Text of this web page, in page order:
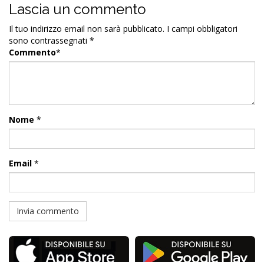
Lascia un commento
Il tuo indirizzo email non sarà pubblicato. I campi obbligatori
sono contrassegnati *
Commento*
Nome *
Email *